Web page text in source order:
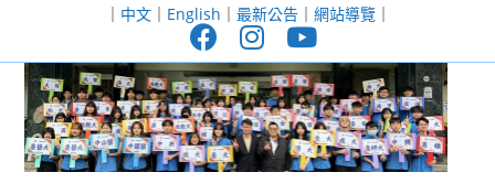
至
｜ 中文｜ English ｜ 最新公告｜ 網站導覽｜